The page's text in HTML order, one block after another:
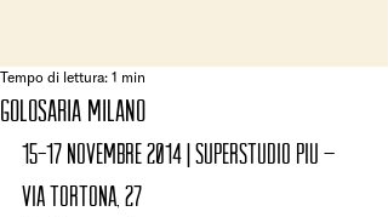
Golosaria Milano
Tempo di lettura: 1 min
15-17 NOVEMBRE 2014 | SUPERSTUDIO PIU –
via Tortona, 27